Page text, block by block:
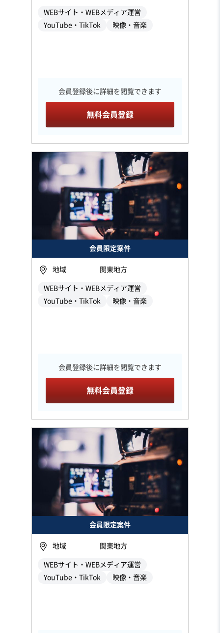
WEBサイト・WEBメディア運営
YouTube・TikTok
映像・音楽
会員登録後に詳細を閲覧できます
無料会員登録
会員限定案件
地域 関東地方
WEBサイト・WEBメディア運営
YouTube・TikTok
映像・音楽
会員登録後に詳細を閲覧できます
無料会員登録
会員限定案件
地域 関東地方
WEBサイト・WEBメディア運営
YouTube・TikTok
映像・音楽